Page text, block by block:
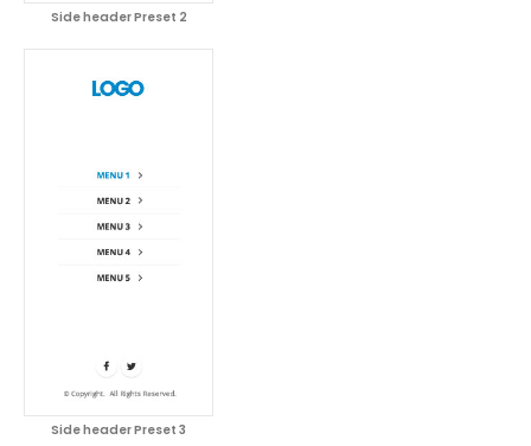
Side header Preset 2
Side header Preset 3